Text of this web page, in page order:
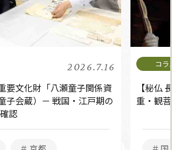
2026.7.16
要文化財「八瀬童子関係資
子会蔵）－ 戦国・江戸期の
認
【秘仏
重・観